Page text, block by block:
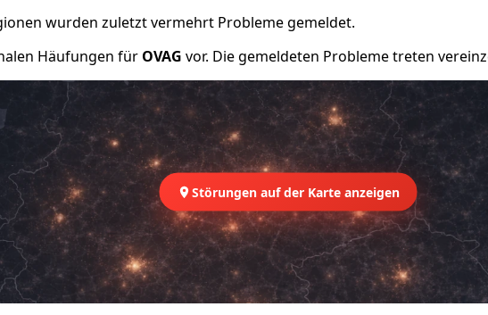
wurden zuletzt vermehrt Probleme gemeldet.
Häufungen für OVAG vor. Die gemeldeten Probleme treten
Störungen auf der Karte anzeigen